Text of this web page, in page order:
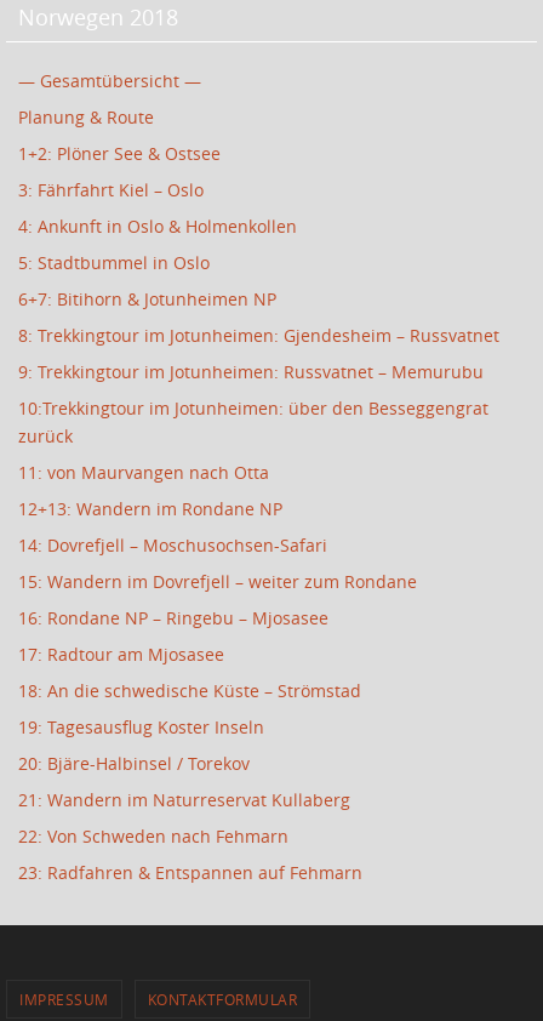
Norwegen 2018
— Gesamtübersicht —
Planung & Route
1+2: Plöner See & Ostsee
3: Fährfahrt Kiel – Oslo
4: Ankunft in Oslo & Holmenkollen
5: Stadtbummel in Oslo
6+7: Bitihorn & Jotunheimen NP
8: Trekkingtour im Jotunheimen: Gjendesheim – Russvatnet
9: Trekkingtour im Jotunheimen: Russvatnet – Memurubu
10:Trekkingtour im Jotunheimen: über den Besseggengrat
zurück
11: von Maurvangen nach Otta
12+13: Wandern im Rondane NP
14: Dovrefjell – Moschusochsen-Safari
15: Wandern im Dovrefjell – weiter zum Rondane
16: Rondane NP – Ringebu – Mjosasee
17: Radtour am Mjosasee
18: An die schwedische Küste – Strömstad
19: Tagesausflug Koster Inseln
20: Bjäre-Halbinsel / Torekov
21: Wandern im Naturreservat Kullaberg
22: Von Schweden nach Fehmarn
23: Radfahren & Entspannen auf Fehmarn
IMPRESSUM KONTAKTFORMULAR